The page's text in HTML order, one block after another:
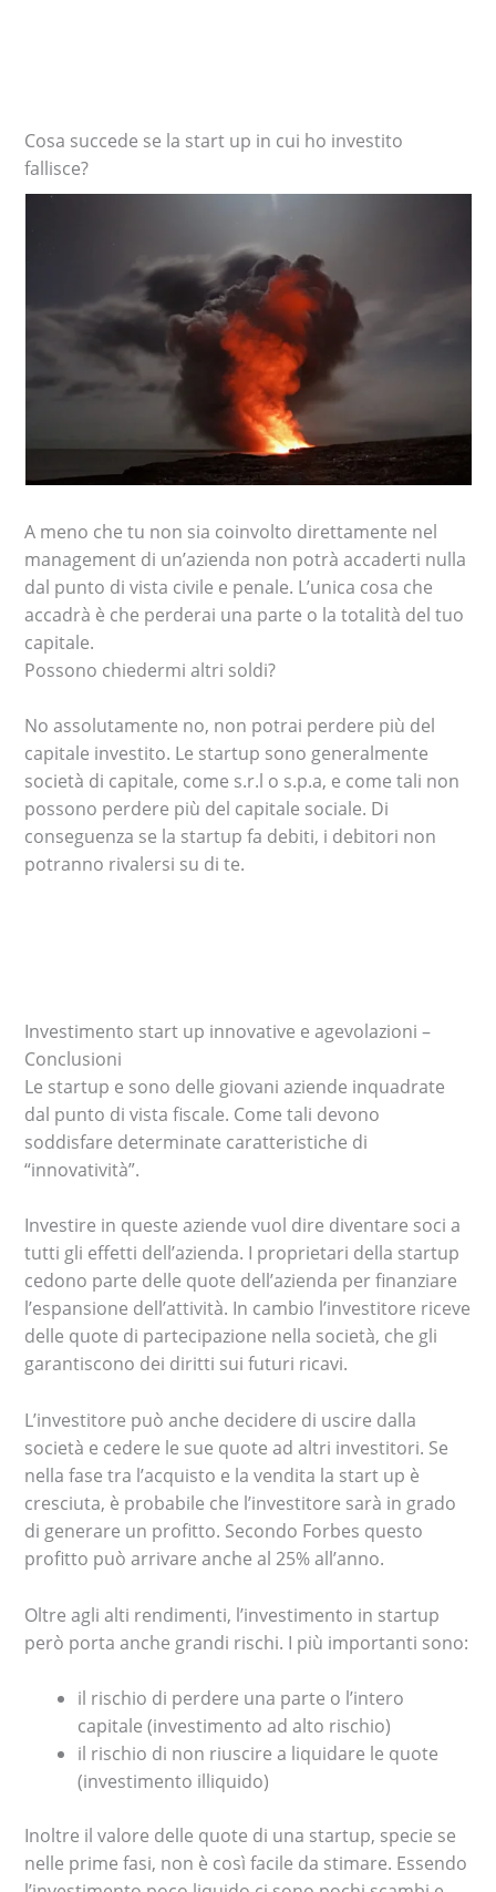
Cosa succede se la start up in cui ho investito
fallisce?
A meno che tu non sia coinvolto direttamente nel
management di un’azienda non potrà accaderti nulla
dal punto di vista civile e penale. L’unica cosa che
accadrà è che perderai una parte o la totalità del tuo
capitale.
Possono chiedermi altri soldi?
No assolutamente no, non potrai perdere più del
capitale investito. Le startup sono generalmente
società di capitale, come s.r.l o s.p.a, e come tali non
possono perdere più del capitale sociale. Di
conseguenza se la startup fa debiti, i debitori non
potranno rivalersi su di te.
Investimento start up innovative e agevolazioni –
Conclusioni
Le startup e sono delle giovani aziende inquadrate
dal punto di vista fiscale. Come tali devono
soddisfare determinate caratteristiche di
“innovatività”.
Investire in queste aziende vuol dire diventare soci a
tutti gli effetti dell’azienda. I proprietari della startup
cedono parte delle quote dell’azienda per finanziare
l’espansione dell’attività. In cambio l’investitore riceve
delle quote di partecipazione nella società, che gli
garantiscono dei diritti sui futuri ricavi.
L’investitore può anche decidere di uscire dalla
società e cedere le sue quote ad altri investitori. Se
nella fase tra l’acquisto e la vendita la start up è
cresciuta, è probabile che l’investitore sarà in grado
di generare un profitto. Secondo Forbes questo
profitto può arrivare anche al 25% all’anno.
Oltre agli alti rendimenti, l’investimento in startup
però porta anche grandi rischi. I più importanti sono:
il rischio di perdere una parte o l’intero
capitale (investimento ad alto rischio)
il rischio di non riuscire a liquidare le quote
(investimento illiquido)
Inoltre il valore delle quote di una startup, specie se
nelle prime fasi, non è così facile da stimare. Essendo